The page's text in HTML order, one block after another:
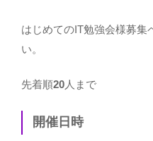
はじめてのIT勉強会様募集
い。
先着順20人まで
開催日時